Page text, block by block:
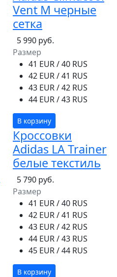
Vent M черные
сетка
5 990 руб.
Размер
41 EUR / 40 RUS
42 EUR / 41 RUS
43 EUR / 42 RUS
44 EUR / 43 RUS
В корзину
Кроссовки
Adidas LA Trainer
белые текстиль
5 790 руб.
Размер
41 EUR / 40 RUS
42 EUR / 41 RUS
43 EUR / 42 RUS
44 EUR / 43 RUS
45 EUR / 44 RUS
В корзину